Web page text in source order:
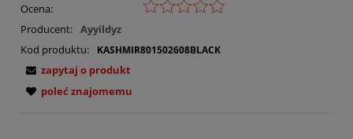
Ocena:
Producent: Ayyildyz
Kod produktu:
KASHMIR801502608BLACK
zapytaj o produkt
poleć znajomemu